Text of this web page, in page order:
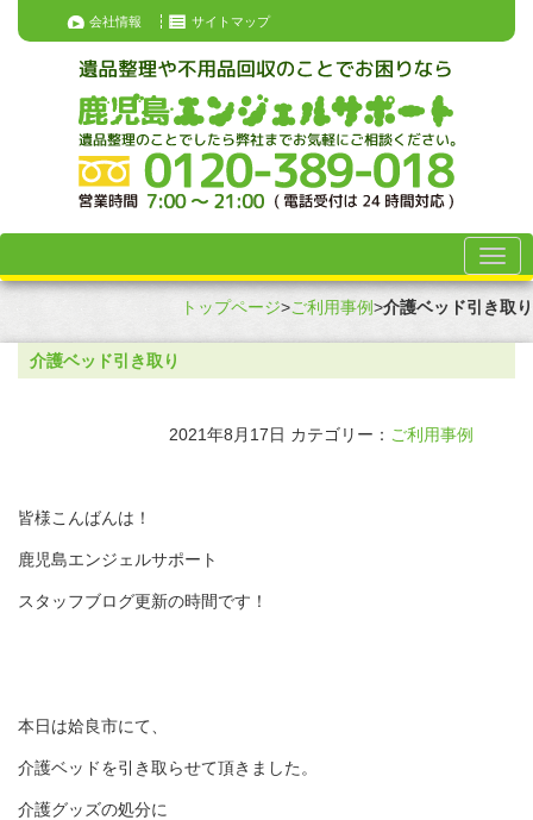
会社情報 サイトマップ
トップページ>ご利用事例>介護ベッド引き取り
介護ベッド引き取り
2021年8月17日 カテゴリー： ご利用事例
皆様こんばんは！
鹿児島エンジェルサポート
スタッフブログ更新の時間です！
本日は姶良市にて、
介護ベッドを引き取らせて頂きました。
介護グッズの処分に